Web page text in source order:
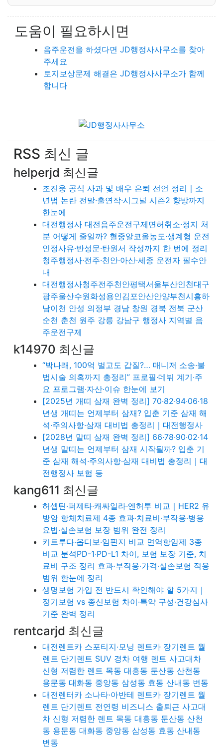
도움이 필요하시면
음주운전을 하셨다면 JD행정사사무소를 찾아
주세요
토지보상문제 해결은 JD행정사사무소가 함께
합니다
RSS 최신 글
helperjd 최신글
조진웅 공식 사과 및 배우 은퇴 선언 정리｜소
년범 논란 전말·출연작·시그널 시즌2 향방까지
한눈에
대전행정사 대전음주운전구제면허취소·정지 처
분 어떻게 줄일까? 혈중알코올농도·생계형 운전
인정사유·반성문·탄원서 작성까지 한 번에 정리
청주행정사·전주·천안·아산·세종 운전자 필수안
내
대전행정사청주전주천안평택서울부산인천대구
광주울산수원화성용인김포안산안양부천시흥하
남이천 안성 의정부 경남 창원 경북 전북 군산
순천 춘천 원주 강릉 강남구 행정사 지역별 음
주운전구제
k14970 최신글
“박나래, 100억 벌고도 갑질?… 매니저 소송·불
법시술 의혹까지 총정리” 프로필·데뷔 계기·주
요 프로그램·자산·이슈 한눈에 보기
[2025년 개띠 삼재 완벽 정리] 70·82·94·06·18
년생 개띠는 언제부터 삼재? 입춘 기준 삼재 해
석·주의사항·삼재 대비법 총정리｜대전행정사
[2028년 말띠 삼재 완벽 정리] 66·78·90·02·14
년생 말띠는 언제부터 삼재 시작될까? 입춘 기
준 삼재 해석·주의사항·삼재 대비법 총정리｜대
전행정사 보험 등
kang611 최신글
허셉틴·퍼제타·캐싸일라·엔허투 비교｜HER2 유
방암 항체치료제 4종 효과·치료비·부작용·병용
요법·실손보험 보장 범위 완전 정리
키트루다·옵디보·임핀지 비교 면역항암제 3종
비교 분석PD-1·PD-L1 차이, 보험 보장 기준, 치
료비 구조 정리 효과·부작용·가격·실손보험 적용
범위 한눈에 정리
생명보험 가입 전 반드시 확인해야 할 5가지｜
정기보험 vs 종신보험 차이·특약 구성·건강심사
기준 완벽 정리
rentcarjd 최신글
대전렌트카 스포티지·모닝 렌트카 장기렌트 월
렌트 단기렌트 SUV 경차 여행 렌트 사고대차
신형 저렴한 렌트 목동 대흥동 둔산동 산천동
용문동 대화동 중앙동 삼성동 효동 산내동 변동
대전렌터카 소나타·아반테 렌트카 장기렌트 월
렌트 단기렌트 전연령 비즈니스 출퇴근 사고대
차 신형 저렴한 렌트 목동 대흥동 둔산동 산천
동 용문동 대화동 중앙동 삼성동 효동 산내동
변동